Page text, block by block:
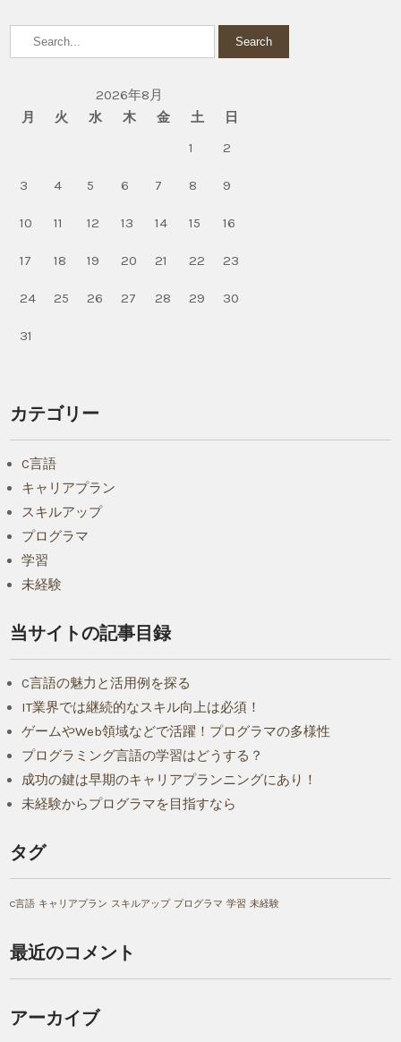
2026年8月
月
火 水 木 金 土
日
1
2
3 4 5 6 7 8 9
10 11 12 13 14 15 16
17 18 19 20 21 22 23
24 25 26 27 28 29 30
31
カテゴリー
C言語
キャリアプラン
スキルアップ
プログラマ
学習
未経験
当サイトの記事目録
C言語の魅力と活用例を探る
IT業界では継続的なスキル向上は必須！
ゲームやWeb領域などで活躍！プログラマの多様性
プログラミング言語の学習はどうする？
成功の鍵は早期のキャリアプランニングにあり！
未経験からプログラマを目指すなら
タグ
C言語 キャリアプラン スキルアップ プログラマ 学習 未経験
最近のコメント
アーカイブ